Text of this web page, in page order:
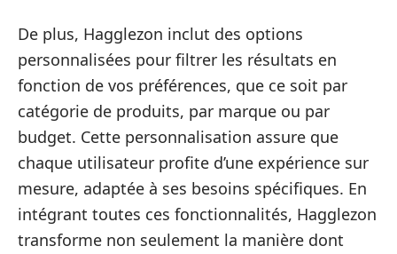
De plus, Hagglezon inclut des options
personnalisées pour filtrer les résultats en
fonction de vos préférences, que ce soit par
catégorie de produits, par marque ou par
budget. Cette personnalisation assure que
chaque utilisateur profite d’une expérience sur
mesure, adaptée à ses besoins spécifiques. En
intégrant toutes ces fonctionnalités, Hagglezon
transforme non seulement la manière dont